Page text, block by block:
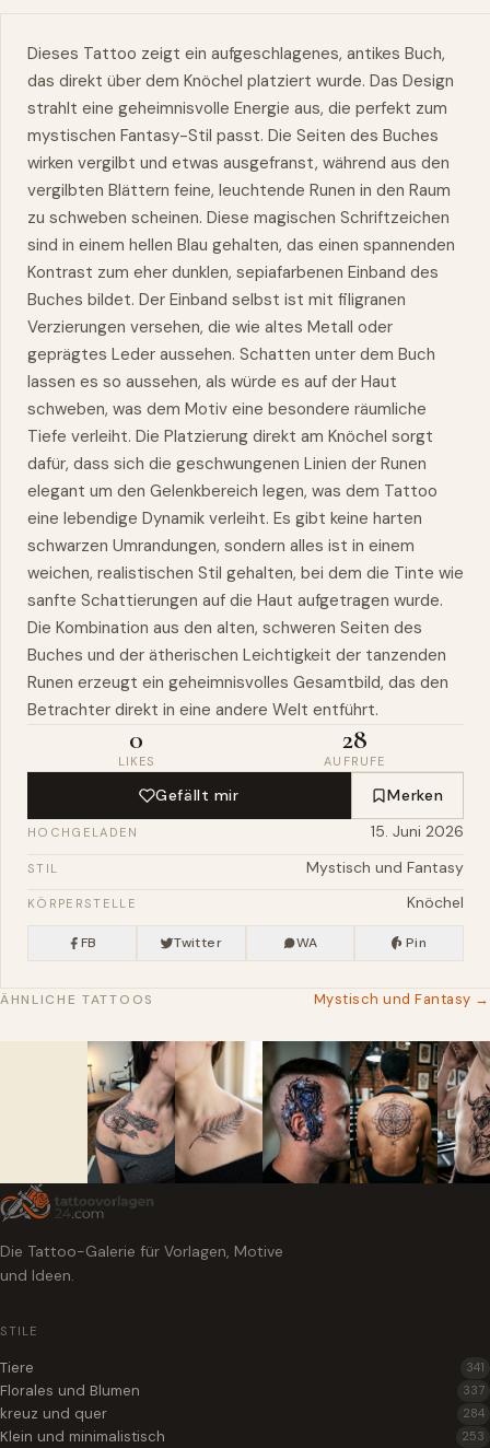
Dieses Tattoo zeigt ein aufgeschlagenes, antikes Buch,
das direkt über dem Knöchel platziert wurde. Das Design
strahlt eine geheimnisvolle Energie aus, die perfekt zum
mystischen Fantasy-Stil passt. Die Seiten des Buches
wirken vergilbt und etwas ausgefranst, während aus den
vergilbten Blättern feine, leuchtende Runen in den Raum
zu schweben scheinen. Diese magischen Schriftzeichen
sind in einem hellen Blau gehalten, das einen spannenden
Kontrast zum eher dunklen, sepiafarbenen Einband des
Buches bildet. Der Einband selbst ist mit filigranen
Verzierungen versehen, die wie altes Metall oder
geprägtes Leder aussehen. Schatten unter dem Buch
lassen es so aussehen, als würde es auf der Haut
schweben, was dem Motiv eine besondere räumliche
Tiefe verleiht. Die Platzierung direkt am Knöchel sorgt
dafür, dass sich die geschwungenen Linien der Runen
elegant um den Gelenkbereich legen, was dem Tattoo
eine lebendige Dynamik verleiht. Es gibt keine harten
schwarzen Umrandungen, sondern alles ist in einem
weichen, realistischen Stil gehalten, bei dem die Tinte wie
sanfte Schattierungen auf die Haut aufgetragen wurde.
Die Kombination aus den alten, schweren Seiten des
Buches und der ätherischen Leichtigkeit der tanzenden
Runen erzeugt ein geheimnisvolles Gesamtbild, das den
Betrachter direkt in eine andere Welt entführt.
0
LIKES
28
AUFRUFE
Gefällt mir Merken
HOCHGELADEN 15. Juni 2026
STIL Mystisch und Fantasy
KÖRPERSTELLE Knöchel
FB Twitter WA Pin
ÄHNLICHE TATTOOS Mystisch und Fantasy →
Die Tattoo-Galerie für Vorlagen, Motive
und Ideen.
STILE
Tiere 341
Florales und Blumen 337
kreuz und quer 284
Klein und minimalistisch 253